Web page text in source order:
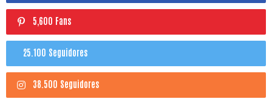
5,600 Fans
25.100 Seguidores
38.500 Seguidores